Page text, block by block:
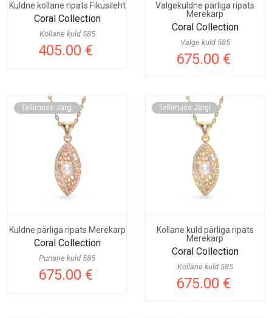
Kuldne kollane ripats Fikusileht
Coral Collection
Kollane kuld 585
405.00 €
Valgekuldne pärliga ripats
Merekarp
Coral Collection
Valge kuld 585
675.00 €
Tellimuse Järgi
Kuldne pärliga ripats Merekarp
Coral Collection
Punane kuld 585
675.00 €
Tellimuse Järgi
Kollane kuld pärliga ripats
Merekarp
Coral Collection
Kollane kuld 585
675.00 €